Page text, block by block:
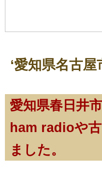
‘愛知県名古
愛知県春日井
ham radioや
ました。